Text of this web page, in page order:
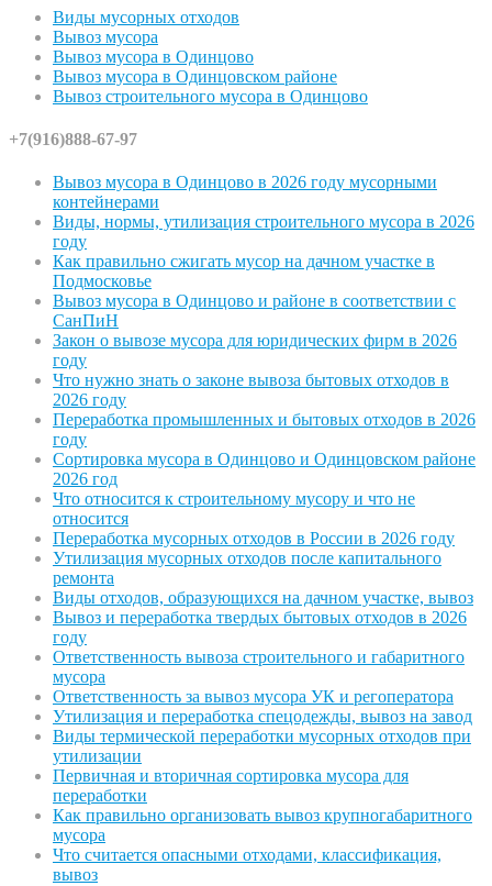
Виды мусорных отходов
Вывоз мусора
Вывоз мусора в Одинцово
Вывоз мусора в Одинцовском районе
Вывоз строительного мусора в Одинцово
+7(916)888-67-97
Вывоз мусора в Одинцово в 2026 году мусорными
контейнерами
Виды, нормы, утилизация строительного мусора в 2026
году
Как правильно сжигать мусор на дачном участке в
Подмосковье
Вывоз мусора в Одинцово и районе в соответствии с
СанПиН
Закон о вывозе мусора для юридических фирм в 2026
году
Что нужно знать о законе вывоза бытовых отходов в
2026 году
Переработка промышленных и бытовых отходов в 2026
году
Сортировка мусора в Одинцово и Одинцовском районе
2026 год
Что относится к строительному мусору и что не
относится
Переработка мусорных отходов в России в 2026 году
Утилизация мусорных отходов после капитального
ремонта
Виды отходов, образующихся на дачном участке, вывоз
Вывоз и переработка твердых бытовых отходов в 2026
году
Ответственность вывоза строительного и габаритного
мусора
Ответственность за вывоз мусора УК и регоператора
Утилизация и переработка спецодежды, вывоз на завод
Виды термической переработки мусорных отходов при
утилизации
Первичная и вторичная сортировка мусора для
переработки
Как правильно организовать вывоз крупногабаритного
мусора
Что считается опасными отходами, классификация,
вывоз